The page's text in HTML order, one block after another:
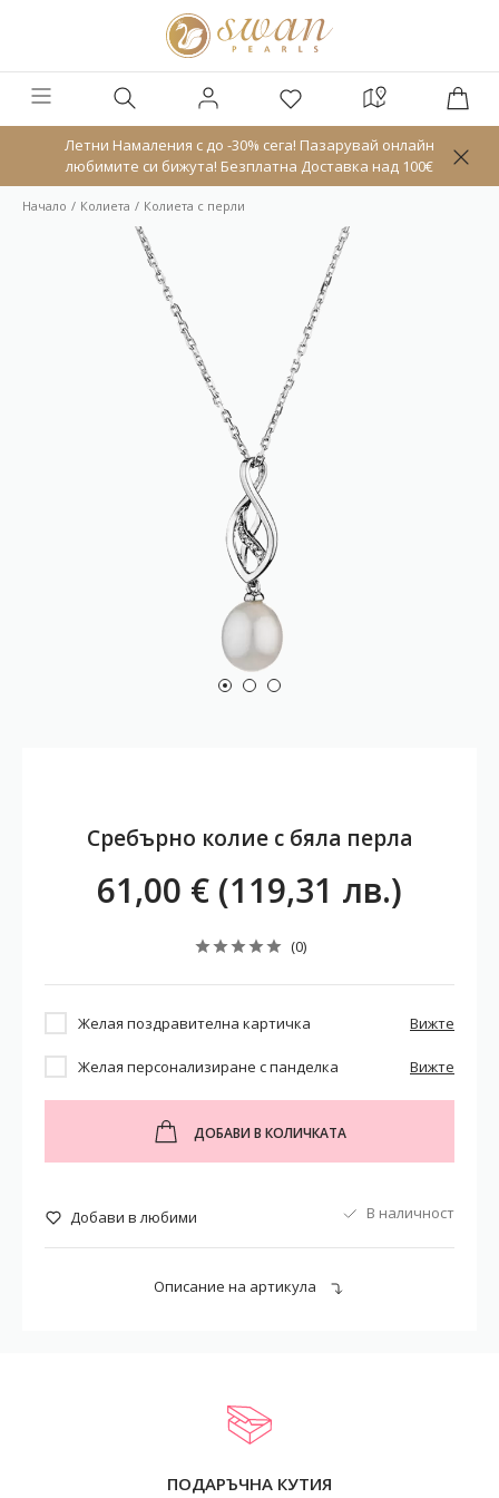
Летни Намаления с до -30% сега! Пазарувай онлайн
любимите си бижута! Безплатна Доставка над 100€
Начало Колиета Колиета с перли
Сребърно колие с бяла перла
61,00 € (119,31 лв.)
(0)
Желая поздравителна картичка Вижте
Желая персонализиране с панделка Вижте
ДОБАВИ В КОЛИЧКАТА
Добави в любими В наличност
Описание на артикула
ПОДАРЪЧНА КУТИЯ